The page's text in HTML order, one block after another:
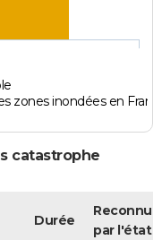
zones inondées en
catastrophe
Durée
Reconnue
par l'état